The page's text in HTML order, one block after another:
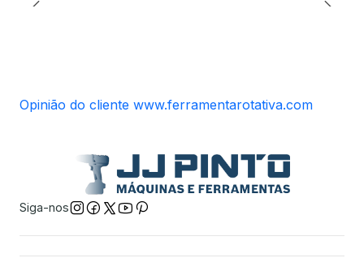
Opinião do cliente www.ferramentarotativa.com
Siga-nos